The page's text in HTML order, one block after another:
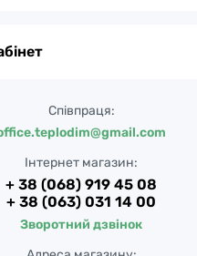
Співпраця:
Інтернет магазин:
+ 38 (068) 919 45 08
+ 38 (063) 031 14 00
Зворотний дзвінок